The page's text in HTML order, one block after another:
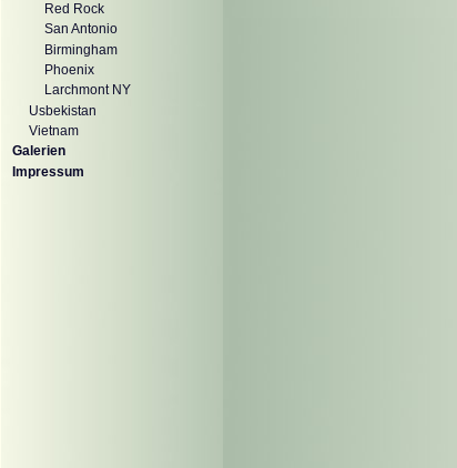
Red Rock
San Antonio
Birmingham
Phoenix
Larchmont NY
Usbekistan
Vietnam
Galerien
Impressum